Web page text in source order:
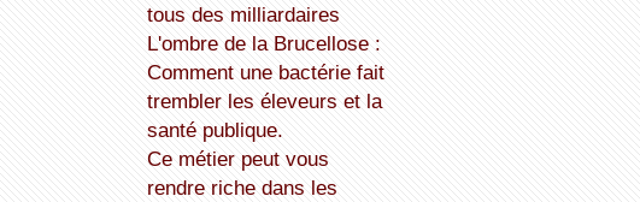
tous des milliardaires
L'ombre de la Brucellose :
Comment une bactérie fait
trembler les éleveurs et la
santé publique.
Ce métier peut vous
rendre riche dans les